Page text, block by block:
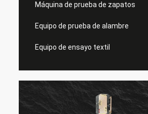
Máquina de prueba de zapatos
Equipo de prueba de alambre
Equipo de ensayo textil